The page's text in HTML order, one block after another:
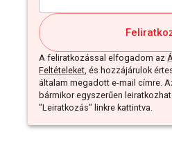
A feliratkozással elfogadom az
Feltételeket, és hozzájárulok
általam megadott e-mail címre.
bármikor egyszerűen
"Leiratkozás" linkre kattintva.